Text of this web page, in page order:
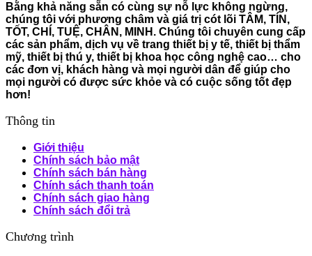
Bằng khả năng sẵn có cùng sự nỗ lực không ngừng,
chúng tôi với phương châm và giá trị cót lõi TÂM, TÍN,
TỐT, CHÍ, TUỆ, CHÂN, MINH. Chúng tôi chuyên cung cấp
các sản phẩm, dịch vụ về trang thiết bị y tế, thiết bị thẩm
mỹ, thiết bị thú y, thiết bị khoa học công nghệ cao… cho
các đơn vị, khách hàng và mọi người dân để giúp cho
mọi người có được sức khỏe và có cuộc sống tốt đẹp
hơn!
Thông tin
Giới thiệu
Chính sách bảo mật
Chính sách bán hàng
Chính sách thanh toán
Chính sách giao hàng
Chính sách đổi trả
Chương trình